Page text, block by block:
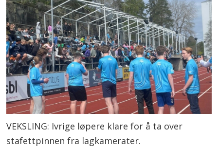
VEKSLING: Ivrige løpere klare for å ta over
stafettpinnen fra lagkamerater.